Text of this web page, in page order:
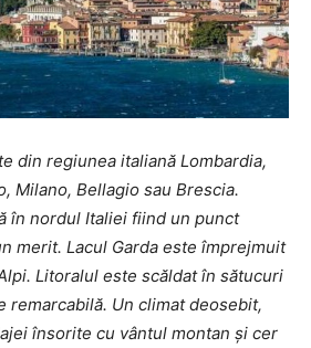
din regiunea italiană Lombardia,
Milano, Bellagio sau Brescia.
în nordul Italiei fiind un punct
merit. Lacul Garda este împrejmuit
Litoralul este scăldat în sătucuri
remarcabilă. Un climat deosebit,
însorite cu vântul montan și cer